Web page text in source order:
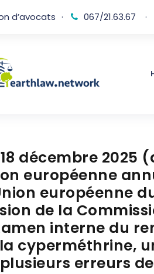
d’avocats · 067/21.63.67 ·
décembre 2025
européenne
européenne
de la
interne du
cyperméthrine,
plusieurs erreurs